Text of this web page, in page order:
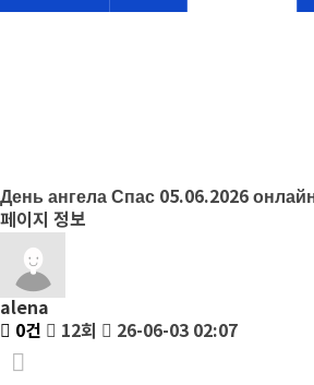
День ангела Спас 05.06.2026
페이지 정보
alena
0건
12회 26-06-03 02:07